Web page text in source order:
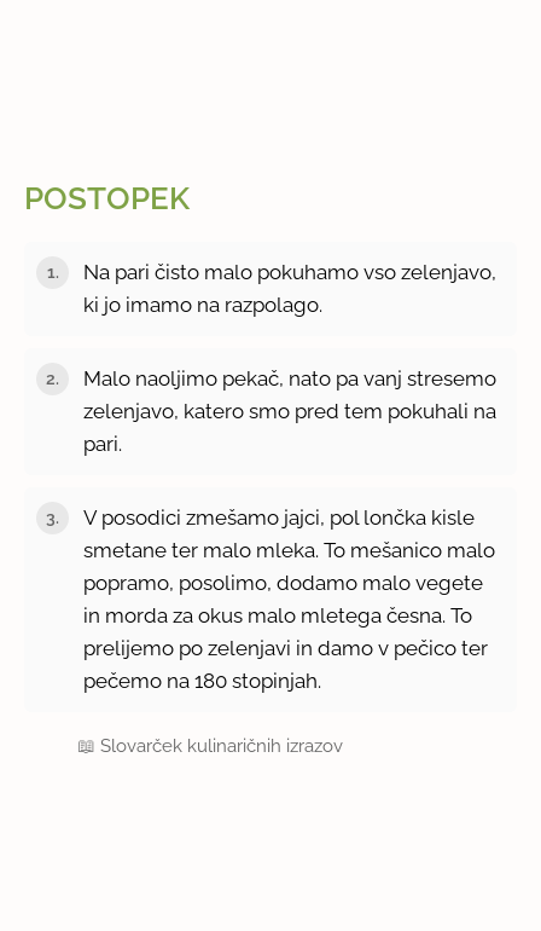
POSTOPEK
Na pari čisto malo pokuhamo vso zelenjavo,
ki jo imamo na razpolago.
Malo naoljimo pekač, nato pa vanj stresemo
zelenjavo, katero smo pred tem pokuhali na
pari.
V posodici zmešamo jajci, pol lončka kisle
smetane ter malo mleka. To mešanico malo
popramo, posolimo, dodamo malo vegete
in morda za okus malo mletega česna. To
prelijemo po zelenjavi in damo v pečico ter
pečemo na 180 stopinjah.
📖Slovarček kulinaričnih izrazov